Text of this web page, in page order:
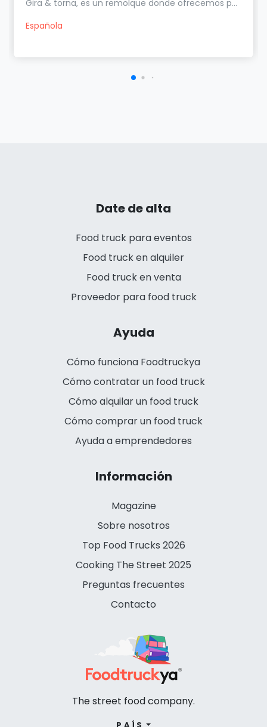
Gira & torna, es un remolque donde ofrecemos p...
Española
Date de alta
Food truck para eventos
Food truck en alquiler
Food truck en venta
Proveedor para food truck
Ayuda
Cómo funciona Foodtruckya
Cómo contratar un food truck
Cómo alquilar un food truck
Cómo comprar un food truck
Ayuda a emprendedores
Información
Magazine
Sobre nosotros
Top Food Trucks 2026
Cooking The Street 2025
Preguntas frecuentes
Contacto
The street food company.
PAÍS